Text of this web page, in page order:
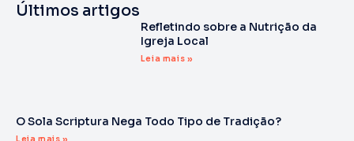
Últimos artigos
Refletindo sobre a Nutrição da
Igreja Local
Leia mais »
O Sola Scriptura Nega Todo Tipo de Tradição?